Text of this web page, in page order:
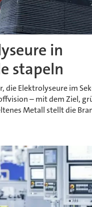
in
stapeln
die Elektrolyseure im
– mit dem Ziel,
Metall stellt die